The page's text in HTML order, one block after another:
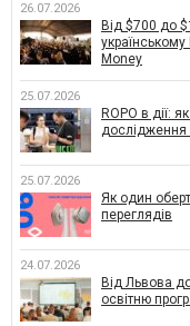
26.07.2026
Від $700 до
Money
25.07.2026
ROPO в дії:
дослідження
25.07.2026
Як один
переглядів
24.07.2026
Від Львова
освітню